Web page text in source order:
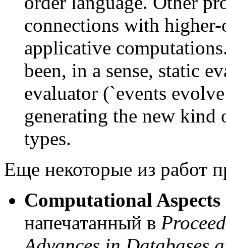
connections with
applicative
been, in a sense, static
evaluator (`events
generating the new
types.
Еще некоторые из работ
Computational
напечатанный в